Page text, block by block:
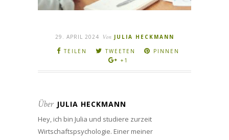
29. APRIL 2024 Von JULIA HECKMANN
TEILEN
TWEETEN
PINNEN
+1
Über JULIA HECKMANN
Hey, ich bin Julia und studiere zurzeit
Wirtschaftspsychologie. Einer meiner